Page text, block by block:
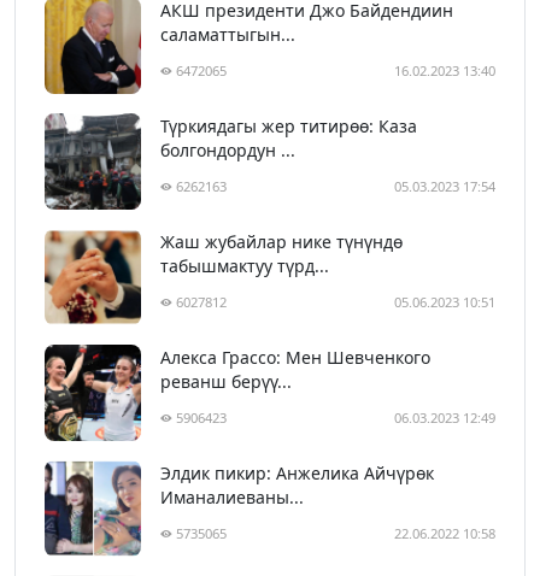
АКШ президенти Джо Байдендиин
саламаттыгын...
6472065 16.02.2023 13:40
Түркиядагы жер титирөө: Каза
болгондордун ...
6262163 05.03.2023 17:54
Жаш жубайлар нике түнүндө
табышмактуу түрд...
6027812 05.06.2023 10:51
Алекса Грассо: Мен Шевченкого
реванш берүү...
5906423 06.03.2023 12:49
Элдик пикир: Анжелика Айчүрөк
Иманалиеваны...
5735065 22.06.2022 10:58